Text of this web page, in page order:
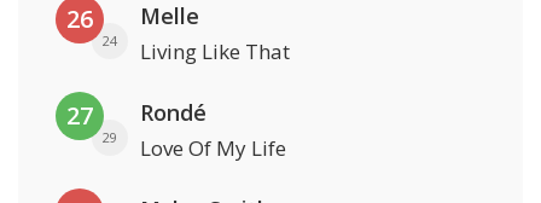
26
24
Melle
Living Like That
27
29
Rondé
Love Of My Life